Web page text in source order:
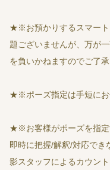
★※お預かりするスマート
題ございませんが、万が
を負いかねますのでご了承
★※ポーズ指定は手短にお
★※お客様がポーズを指定
即時に把握/解釈/対応で
影スタッフによるカウン